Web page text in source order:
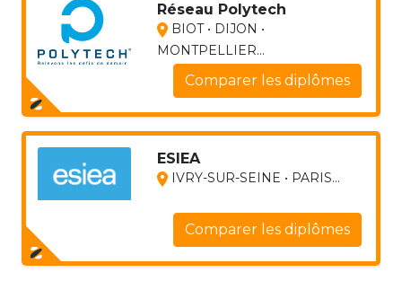
Réseau Polytech
BIOT • DIJON •
MONTPELLIER...
Comparer les diplômes
ESIEA
IVRY-SUR-SEINE • PARIS...
Comparer les diplômes